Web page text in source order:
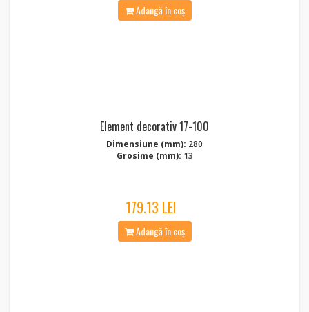
Adaugă în coș
Element decorativ 17-100
Dimensiune (mm): 280
Grosime (mm): 13
179.13 LEI
Adaugă în coș